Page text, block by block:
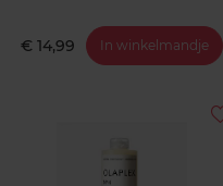
€ 14,99 In winkelmandje